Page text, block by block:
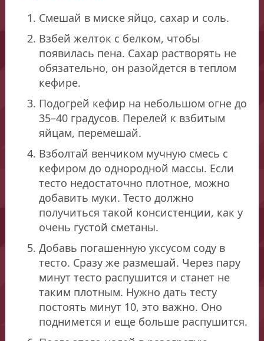
Смешай в миске яйцо, сахар и соль.
Взбей желток с белком, чтобы
появилась пена. Сахар растворять не
обязательно, он разойдется в теплом
кефире.
Подогрей кефир на небольшом огне до
35–40 градусов. Перелей к взбитым
яйцам, перемешай.
Взболтай венчиком мучную смесь с
кефиром до однородной массы. Если
тесто недостаточно плотное, можно
добавить муки. Тесто должно
получиться такой консистенции, как у
очень густой сметаны.
Добавь погашенную уксусом соду в
тесто. Сразу же размешай. Через пару
минут тесто распушится и станет не
таким плотным. Нужно дать тесту
постоять минут 10, это важно. Оно
поднимется и еще больше распушится.